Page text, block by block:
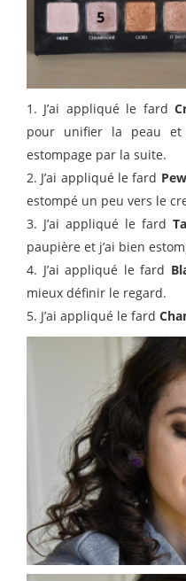
1. J’ai appliqué le fard
pour unifier la peau
estompage par la suite.
2. J’ai appliqué le fard
estompé un peu vers le
3. J’ai appliqué le fard
paupière et j’ai bien
4. J’ai appliqué le fard
mieux définir le regard.
5. J’ai appliqué le fard